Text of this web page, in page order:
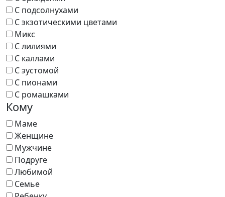
С подсолнухами
С экзотическими цветами
Микс
С лилиями
С каллами
С эустомой
С пионами
С ромашками
Кому
Маме
Женщине
Мужчине
Подруге
Любимой
Семье